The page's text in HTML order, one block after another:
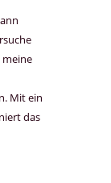
Mit ein
das